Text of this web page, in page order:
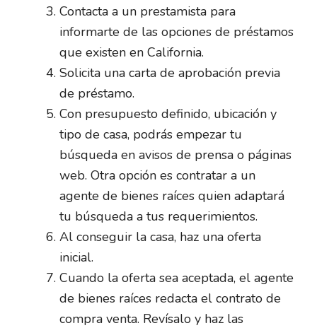
Contacta a un prestamista para
informarte de las opciones de préstamos
que existen en California.
Solicita una carta de aprobación previa
de préstamo.
Con presupuesto definido, ubicación y
tipo de casa, podrás empezar tu
búsqueda en avisos de prensa o páginas
web. Otra opción es contratar a un
agente de bienes raíces quien adaptará
tu búsqueda a tus requerimientos.
Al conseguir la casa, haz una oferta
inicial.
Cuando la oferta sea aceptada, el agente
de bienes raíces redacta el contrato de
compra venta. Revísalo y haz las